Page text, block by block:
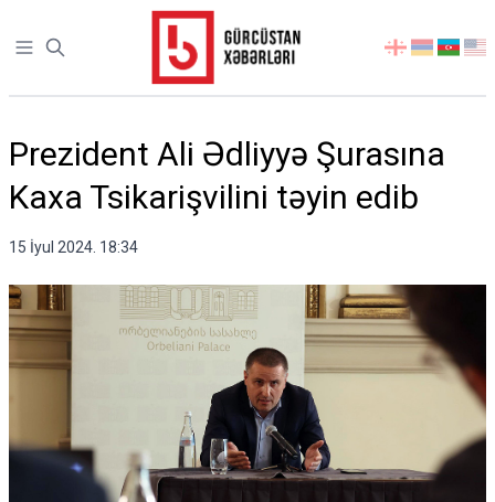
Open sidebar
აირჩიეთ
Prezident Ali Ədliyyə Şurasına
Kaxa Tsikarişvilini təyin edib
15 İyul 2024. 18:34